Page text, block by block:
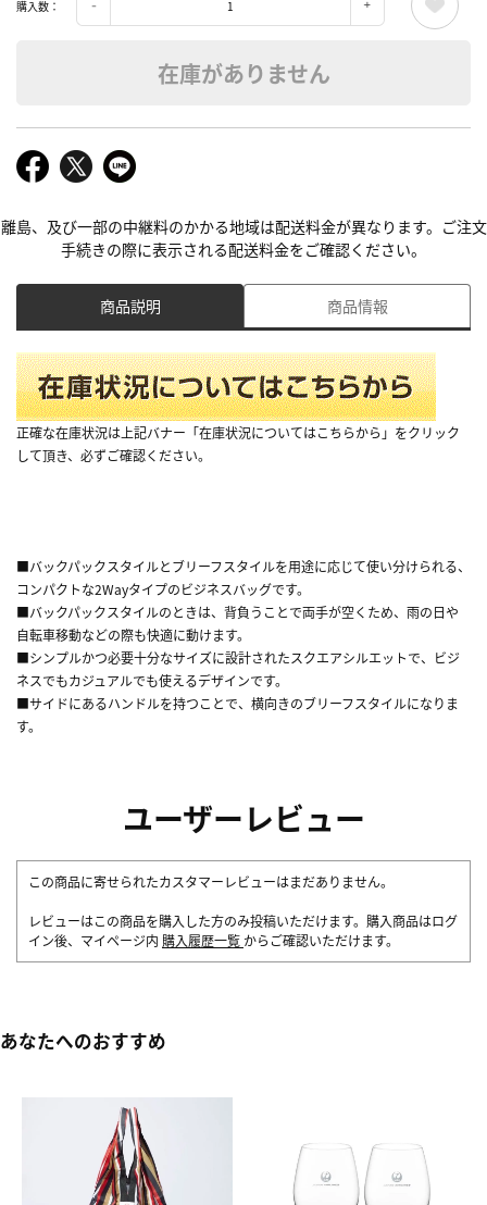
購入数：
在庫がありません
離島、及び一部の中継料のかかる地域は配送料金が異なります。ご注文
手続きの際に表示される配送料金をご確認ください。
商品説明 商品情報
正確な在庫状況は上記バナー「在庫状況についてはこちらから」をクリック
して頂き、必ずご確認ください。
■バックパックスタイルとブリーフスタイルを用途に応じて使い分けられる、
コンパクトな2Wayタイプのビジネスバッグです。
■バックパックスタイルのときは、背負うことで両手が空くため、雨の日や
自転車移動などの際も快適に動けます。
■シンプルかつ必要十分なサイズに設計されたスクエアシルエットで、ビジ
ネスでもカジュアルでも使えるデザインです。
■サイドにあるハンドルを持つことで、横向きのブリーフスタイルになりま
す。
ユーザーレビュー
この商品に寄せられたカスタマーレビューはまだありません。
レビューはこの商品を購入した方のみ投稿いただけます。購入商品はログ
イン後、マイページ内 購入履歴一覧 からご確認いただけます。
あなたへのおすすめ